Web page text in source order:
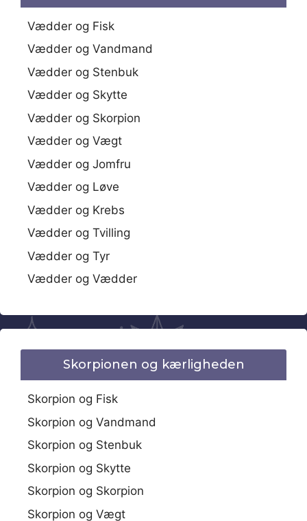
Vædder og Fisk
Vædder og Vandmand
Vædder og Stenbuk
Vædder og Skytte
Vædder og Skorpion
Vædder og Vægt
Vædder og Jomfru
Vædder og Løve
Vædder og Krebs
Vædder og Tvilling
Vædder og Tyr
Vædder og Vædder
Skorpionen og kærligheden
Skorpion og Fisk
Skorpion og Vandmand
Skorpion og Stenbuk
Skorpion og Skytte
Skorpion og Skorpion
Skorpion og Vægt